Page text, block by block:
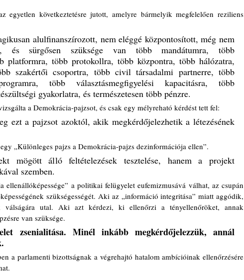
egyetlen következtetésre jutott, amelyre bármelyik megfelelően reziliens
alulfinanszírozott, nem eléggé központosított, még nem
és sürgősen szüksége van több mandátumra, több
platformra, több protokollra, több központra, több hálózatra,
szakértői csoportra, több civil társadalmi partnerre, több
több választásmegfigyelési kapacitásra, több
gyakorlatra, és természetesen több pénzre.
a Demokrácia-pajzsot, és csak egy mélyreható kérdést tett fel:
ezt a pajzsot azoktól, akik megkérdőjelezhetik a létezésének
„Különleges pajzs a Demokrácia-pajzs dezinformációja ellen”.
mögött álló feltételezések tesztelése, hanem a projekt
szemben.
a politikai felügyelet eufemizmusává válhat, az csupán
szükségességét. Aki az „információ integritása” miatt aggódik,
válságára utal. Aki azt kérdezi, ki ellenőrzi a tényellenőröket, annak
van szüksége.
zsenialitása. Minél inkább megkérdőjelezzük, annál
a parlamenti bizottságnak a végrehajtó hatalom ambícióinak ellenőrzésére